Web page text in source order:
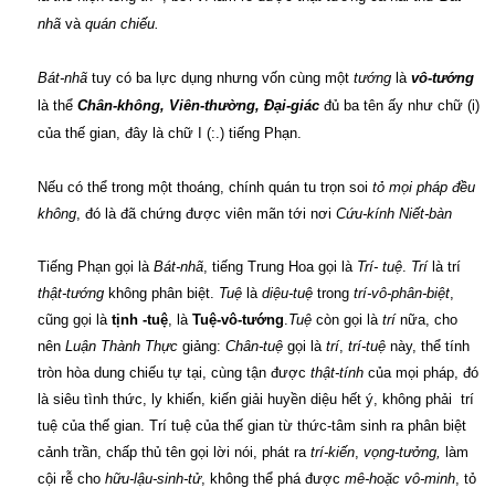
nhã và quán chiếu.
Bát-nhã tuy có ba lực dụng nhưng vốn cùng một tướng là vô-tướng
là thể Chân-không, Viên-thường, Đại-giác đủ ba tên ấy như chữ (i)
của thế gian, đây là chữ I (:.) tiếng Phạn.
Nếu có thể trong một thoáng, chính quán tu trọn soi tỏ mọi pháp đều
không, đó là đã chứng được viên mãn tới nơi Cứu-kính Niết-bàn
Tiếng Phạn gọi là Bát-nhã, tiếng Trung Hoa gọi là Trí- tuệ. Trílà trí
thật-tướng không phân biệt. Tuệ là diệu-tuệ trong trí-vô-phân-biệt,
cũng gọi là tịnh -tuệ, là Tuệ-vô-tướng.Tuệ còn gọi là trí nữa, cho
nên Luận Thành Thực giảng: Chân-tuệ gọi là trí, trí-tuệ này, thể tính
tròn hòa dung chiếu tự tại, cùng tận được thật-tính của mọi pháp, đó
là siêu tình thức, ly khiến, kiến giải huyền diệu hết ý, không phải trí
tuệ của thế gian. Trí tuệ của thế gian từ thức-tâm sinh ra phân biệt
cảnh trần, chấp thủ tên gọi lời nói, phát ra trí-kiến, vọng-tưởng, làm
cội rễ cho hữu-lậu-sinh-tử, không thể phá được mê-hoặc vô-minh, tỏ